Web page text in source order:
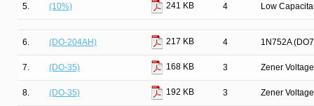
5. (10%) 241 KB 4 Low
6. (DO-204AH) 217 KB 4 1N752A
7. (DO-35) 168 KB 3 Zener
8. (DO-35) 192 KB 3 Zener